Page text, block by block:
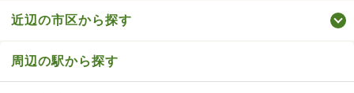
近辺の市区から探す
周辺の駅から探す